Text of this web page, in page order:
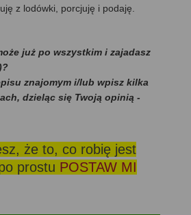
z lodówki, porcjuję i podaję.
już po wszystkim i zajadasz
znajomym i/lub wpisz kilka
dzieląc się Twoją opinią -
że to, co robię jest
prostu POSTAW MI